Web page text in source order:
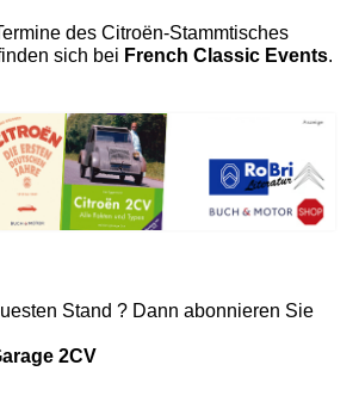
des Citroën-Stammtisches
sich bei French Classic Events.
Stand ? Dann abonnieren Sie
2CV